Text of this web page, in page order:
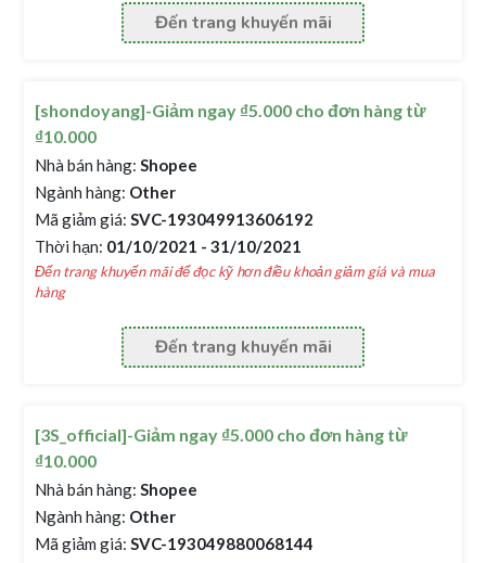
Đến trang khuyến mãi
[shondoyang]-Giảm ngay ₫5.000 cho đơn hàng từ
₫10.000
Nhà bán hàng: Shopee
Ngành hàng: Other
Mã giảm giá: SVC-193049913606192
Thời hạn: 01/10/2021 - 31/10/2021
Đến trang khuyến mãi để đọc kỹ hơn điều khoản giảm giá và mua
hàng
Đến trang khuyến mãi
[3S_official]-Giảm ngay ₫5.000 cho đơn hàng từ
₫10.000
Nhà bán hàng: Shopee
Ngành hàng: Other
Mã giảm giá: SVC-193049880068144